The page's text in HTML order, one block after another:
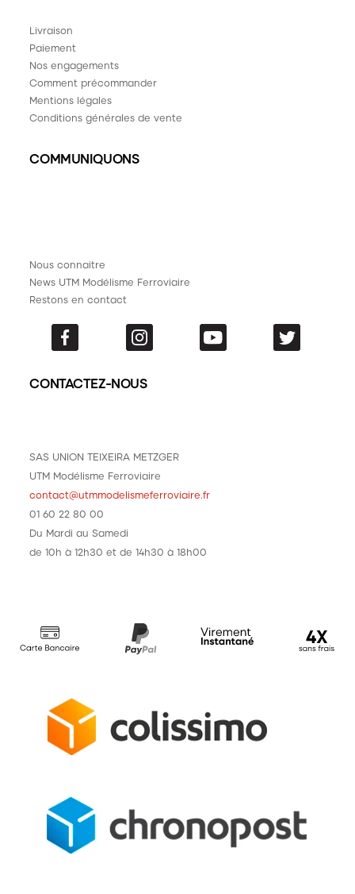
Livraison
Paiement
Nos engagements
Comment précommander
Mentions légales
Conditions générales de vente
COMMUNIQUONS
Nous connaitre
News UTM Modélisme Ferroviaire
Restons en contact
CONTACTEZ-NOUS
SAS UNION TEIXEIRA METZGER
UTM Modélisme Ferroviaire
contact@utmmodelismeferroviaire.fr
01 60 22 80 00
Du Mardi au Samedi
de 10h à 12h30 et de 14h30 à 18h00